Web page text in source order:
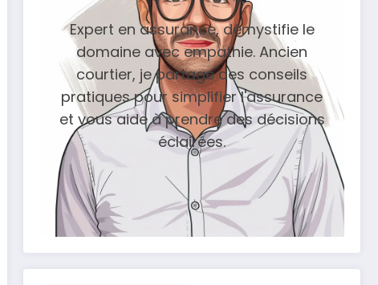
Expert en assurance, démystifie le
domaine avec empathie. Ancien
courtier, je partage des conseils
pratiques pour simplifier l'assurance
et vous aide à prendre des décisions
éclairées.